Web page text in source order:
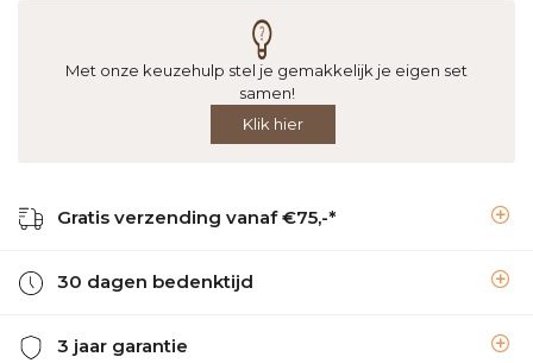
Met onze keuzehulp stel je gemakkelijk je eigen set
samen!
Klik hier
Gratis verzending vanaf €75,-*
30 dagen bedenktijd
3 jaar garantie